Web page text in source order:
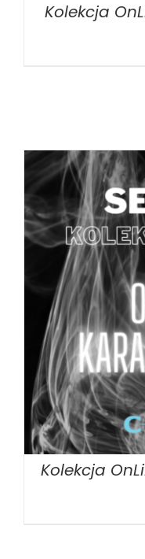
Kolekcja
DODAJ DO
Kolekcja